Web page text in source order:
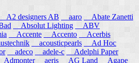
A2 designers AB aaro
Abate Zanetti
Absolut Lighting
ABV
Accente Accento
Acerbis
acousticpearls
Ad Hoc
adeco adele-c
Adelphi Paper
aeris AG Land Agape